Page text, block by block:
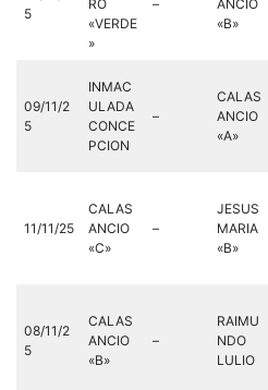
5
RO
«VERDE
»
–
ANCIO
«B»
09/11/2
5
INMAC
ULADA
CONCE
PCION
–
CALAS
ANCIO
«A»
11/11/25
CALAS
ANCIO
«C»
–
JESUS
MARIA
«B»
08/11/2
5
CALAS
ANCIO
«B»
–
RAIMU
NDO
LULIO